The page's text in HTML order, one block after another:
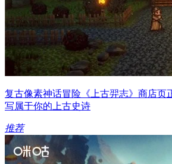
复古像素神话冒险《上古羿志》商店页
写属于你的上古史诗
推荐